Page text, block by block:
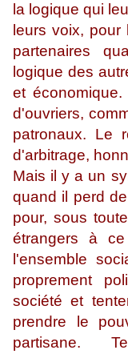
la logique qui
leurs voix,
partenaires
logique des
et
d'ouvriers,
patronaux. Le
d'arbitrage,
Mais il y a un
quand il perd
pour, sous
étrangers à
l'ensemble
proprement
société et
prendre le
partisane.